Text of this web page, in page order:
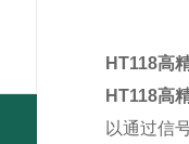
HT118高
HT118高
以通过信